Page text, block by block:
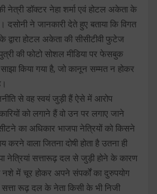
नेत्री डॉक्टर नेहा शर्मा एवं होटल अकेता के
दसोनी ने जानकारी देते हुए बताया कि विगत
द्वारा होटल अकेता की सीसीटीवी फुटेज
की फोटो सोशल मीडिया पर फेसबुक
किया गया है, जो कानून सम्मत न होकर
से वह स्वयं जुड़ी हैं ऐसे में आरोप
को लगाने हैं वो उन पर लगाए जाने
का अधिकार भाजपा नेत्रियों को किसने
करने वाला जितना दोषी होता है उतना ही
नेत्रियां सत्तारूढ़ दल से जुड़ी होने के कारण
में चूर होकर अपने संपर्कों का दुरुपयोग
रूढ़ दल के नेता किसी के भी निजी